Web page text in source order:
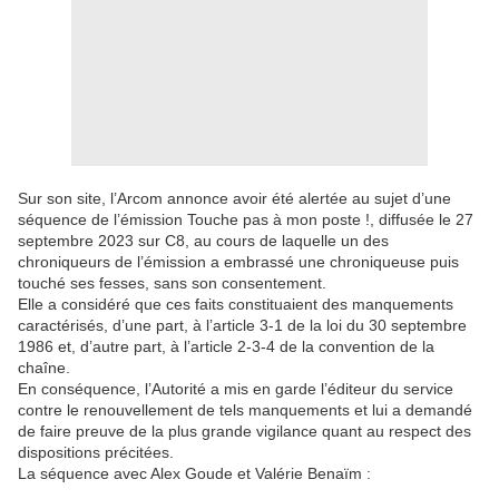
Sur son site, l’Arcom annonce avoir été alertée au sujet d’une
séquence de l’émission Touche pas à mon poste !, diffusée le 27
septembre 2023 sur C8, au cours de laquelle un des
chroniqueurs de l’émission a embrassé une chroniqueuse puis
touché ses fesses, sans son consentement.
Elle a considéré que ces faits constituaient des manquements
caractérisés, d’une part, à l’article 3-1 de la loi du 30 septembre
1986 et, d’autre part, à l’article 2-3-4 de la convention de la
chaîne.
En conséquence, l’Autorité a mis en garde l’éditeur du service
contre le renouvellement de tels manquements et lui a demandé
de faire preuve de la plus grande vigilance quant au respect des
dispositions précitées.
La séquence avec Alex Goude et Valérie Benaïm :